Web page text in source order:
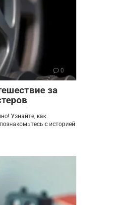
0
за
Узнайте, как
с историей